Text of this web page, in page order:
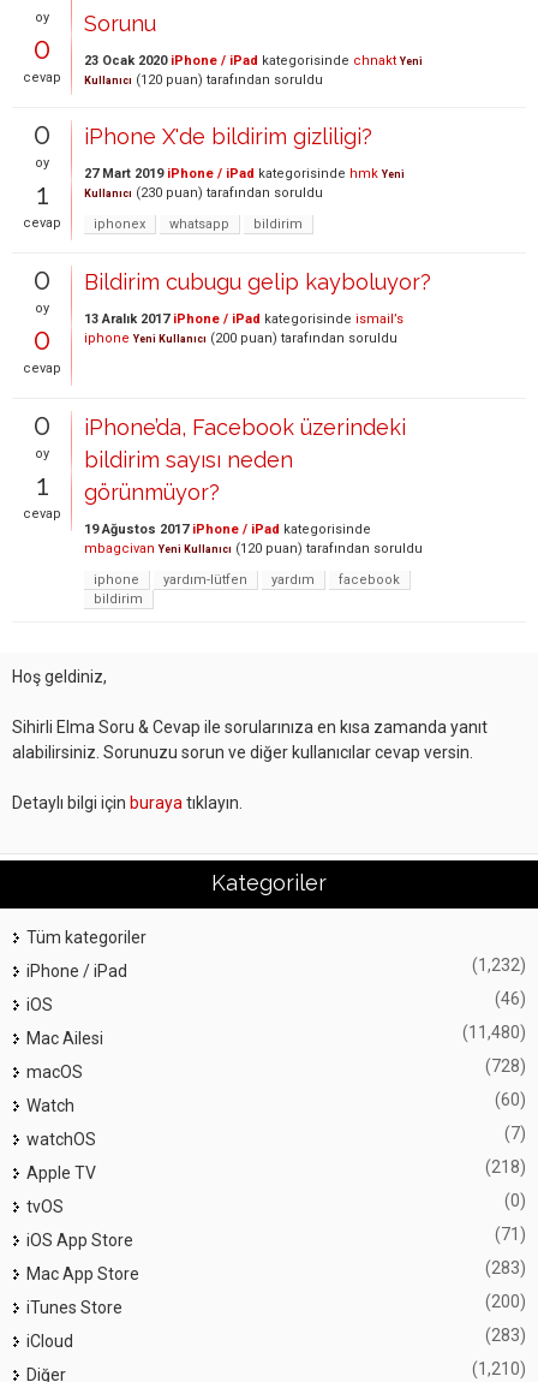
oy
0
cevap
Sorunu
23 Ocak 2020 iPhone / iPad kategorisinde chnakt Yeni
Kullanıcı (120 puan) tarafından soruldu
0
oy
1
cevap
iPhone X'de bildirim gizliligi?
27 Mart 2019 iPhone / iPad kategorisinde hmk Yeni
Kullanıcı (230 puan) tarafından soruldu
iphonex
whatsapp bildirim
0
oy
0
cevap
Bildirim cubugu gelip kayboluyor?
13 Aralık 2017 iPhone / iPad kategorisinde ismail’s
iphone Yeni Kullanıcı (200 puan) tarafından soruldu
0
oy
1
cevap
iPhone’da, Facebook üzerindeki
bildirim sayısı neden
görünmüyor?
19 Ağustos 2017 iPhone / iPad kategorisinde
mbagcivan Yeni Kullanıcı (120 puan) tarafından soruldu
iphone
yardım-lütfen yardım
facebook
bildirim
Hoş geldiniz,
Sihirli Elma Soru & Cevap ile sorularınıza en kısa zamanda yanıt
alabilirsiniz. Sorunuzu sorun ve diğer kullanıcılar cevap versin.
Detaylı bilgi için buraya tıklayın.
Kategoriler
Tüm kategoriler
iPhone / iPad
(1,232)
iOS (46)
Mac Ailesi (11,480)
macOS (728)
Watch (60)
watchOS (7)
Apple TV (218)
tvOS (0)
iOS App Store (71)
Mac App Store (283)
iTunes Store (200)
iCloud (283)
Diğer (1,210)